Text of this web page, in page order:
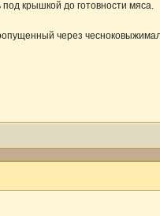
крышкой до готовности мяса.
через